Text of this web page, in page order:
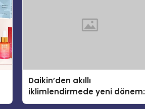
Daikin’den akıllı
iklimlendirmede yeni dönem:
Madoka Plus Türkiye’de